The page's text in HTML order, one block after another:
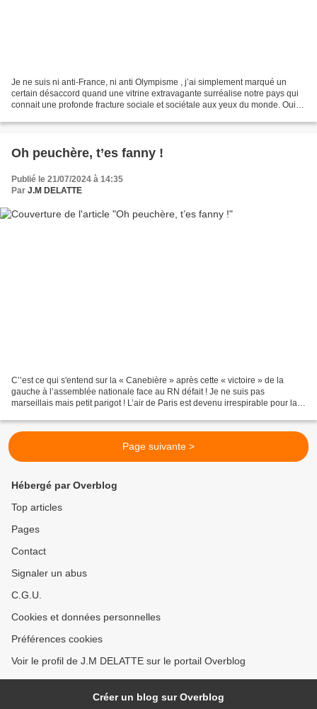
Je ne suis ni anti-France, ni anti Olympisme , j’ai simplement marqué un
certain désaccord quand une vitrine extravagante surréalise notre pays qui
connait une profonde fracture sociale et sociétale aux yeux du monde. Oui,
Oh peuchère, t’es fanny !
Publié le 21/07/2024 à 14:35
Par J.M DELATTE
C’’est ce qui s'entend sur la « Canebière » après cette « victoire » de la
gauche à l’assemblée nationale face au RN défait ! Je ne suis pas
marseillais mais petit parigot ! L’air de Paris est devenu irrespirable pour la
Page suivante >
Hébergé par Overblog
Top articles
Pages
Contact
Signaler un abus
C.G.U.
Cookies et données personnelles
Préférences cookies
Voir le profil de J.M DELATTE sur le portail Overblog
Créer un blog sur Overblog